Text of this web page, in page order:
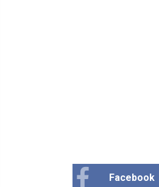
Facebook